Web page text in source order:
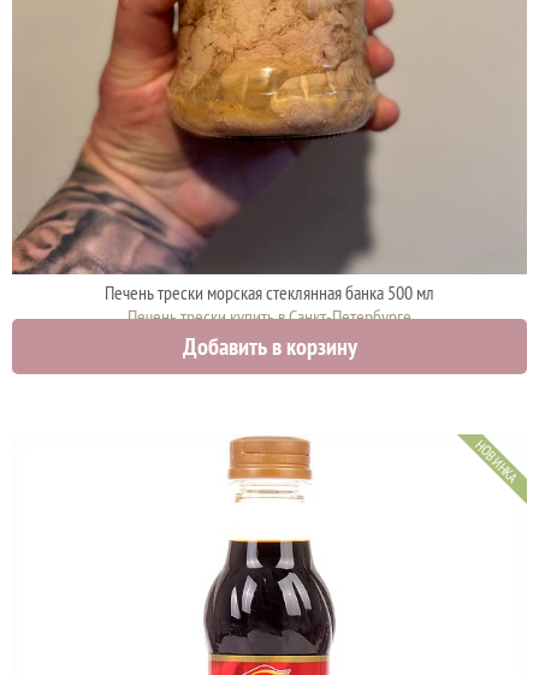
Печень трески морская стеклянная банка 500 мл
Печень трески купить в Санкт-Петербурге
1000 руб. 950 руб.
Добавить в корзину
НОВИНКА